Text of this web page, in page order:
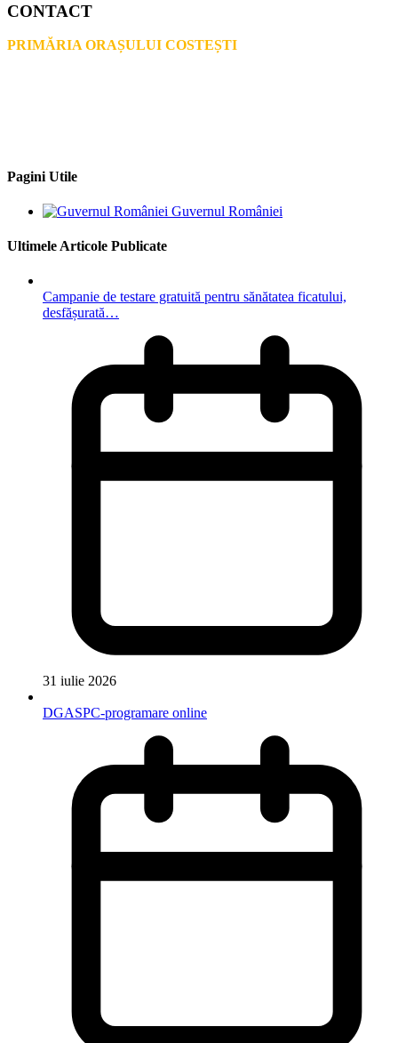
CONTACT
PRIMĂRIA ORAȘULUI COSTEȘTI
Pagini Utile
Guvernul României
Ultimele Articole Publicate
Campanie de testare gratuită pentru sănătatea ficatului,
desfășurată…
31 iulie 2026
DGASPC-programare online